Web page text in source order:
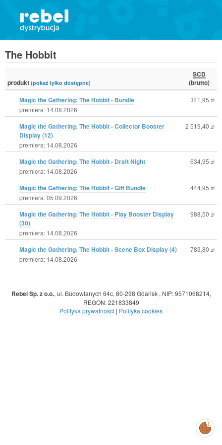
The Hobbit
produkt (pokaż tylko dostępne)
SCD
(brutto)
Magic the Gathering: The Hobbit - Bundle
premiera: 14.08.2026
341,95 zł
Magic the Gathering: The Hobbit - Collector Booster
Display (12)
premiera: 14.08.2026
2 519,40 zł
Magic the Gathering: The Hobbit - Draft Night
premiera: 14.08.2026
634,95 zł
Magic the Gathering: The Hobbit - Gift Bundle
premiera: 05.09.2026
444,95 zł
Magic the Gathering: The Hobbit - Play Booster Display
(30)
premiera: 14.08.2026
988,50 zł
Magic the Gathering: The Hobbit - Scene Box Display (4)
premiera: 14.08.2026
783,80 zł
Rebel Sp. z o.o., ul. Budowlanych 64c, 80-298 Gdańsk, NIP: 9571068214,
REGON: 221833849
Polityka prywatności | Polityka cookies
Zarządzaj
preferencjami
cookies